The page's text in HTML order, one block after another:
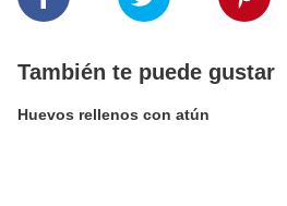
También te puede gustar
Huevos rellenos con atún